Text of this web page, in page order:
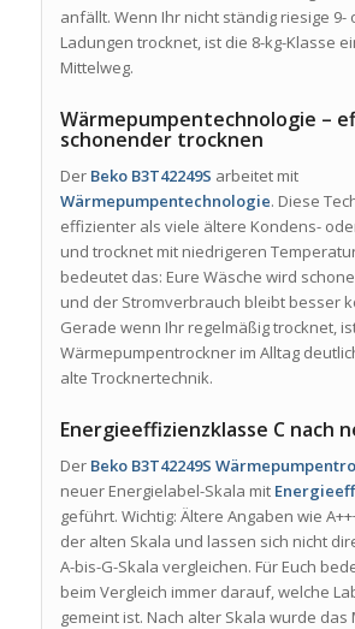
anfällt. Wenn Ihr nicht ständig riesige 9-
Ladungen trocknet, ist die 8-kg-Klasse
Mittelweg.
Wärmepumpentechnologie –
schonender trocknen
Der Beko B3T42249S arbeitet mit
Wärmepumpentechnologie. Diese
effizienter als viele ältere Kondens-
und trocknet mit niedrigeren
bedeutet das: Eure Wäsche wird
und der Stromverbrauch bleibt besser
Gerade wenn Ihr regelmäßig trocknet,
Wärmepumpentrockner im Alltag
alte Trocknertechnik.
Energieeffizienzklasse C nach
Der Beko B3T42249S
neuer Energielabel-Skala mit
geführt. Wichtig: Ältere Angaben wie
der alten Skala und lassen sich nicht
A-bis-G-Skala vergleichen. Für Euch
beim Vergleich immer darauf, welche
gemeint ist. Nach alter Skala wurde das